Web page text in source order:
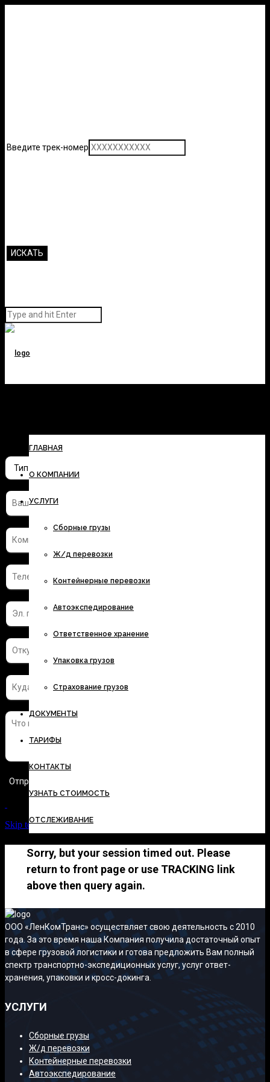
Введите трек-номер
ГЛАВНАЯ
О КОМПАНИИ
УСЛУГИ
Сборные грузы
Ж/д перевозки
Контейнерные перевозки
Автоэкспедирование
Ответственное хранение
Упаковка грузов
Страхование грузов
ДОКУМЕНТЫ
ТАРИФЫ
КОНТАКТЫ
УЗНАТЬ СТОИМОСТЬ
ОТСЛЕЖИВАНИЕ
стоимость перевозки
Skip to Content
Sorry, but your session timed out. Please
return to front page or use TRACKING link
above then query again.
ООО «ЛенКомТранс» осуществляет свою деятельность с 2010
года. За это время наша Компания получила достаточный опыт
в сфере грузовой логистики и готова предложить Вам полный
спектр транспортно-экспедиционных услуг, услуг ответ-
хранения, упаковки и кросс-докинга.
УСЛУГИ
Сборные грузы
Ж/д перевозки
Контейнерные перевозки
Автоэкспедирование